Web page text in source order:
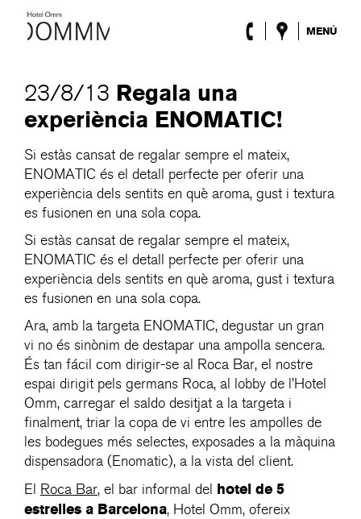
MENÚ
Roca Barcelona
Spa
Lobby & Club
Esdeveniments
Promocions
Blog
23/8/13 Regala una
experiència ENOMATIC!
Si estàs cansat de regalar sempre el mateix,
ENOMATIC és el detall perfecte per oferir una
experiència dels sentits en què aroma, gust i textura
es fusionen en una sola copa.
Si estàs cansat de regalar sempre el mateix,
ENOMATIC és el detall perfecte per oferir una
experiència dels sentits en què aroma, gust i textura
es fusionen en una sola copa.
Ara, amb la targeta ENOMATIC, degustar un gran
vi no és sinònim de destapar una ampolla sencera.
És tan fácil com dirigir-se al Roca Bar, el nostre
espai dirigit pels germans Roca, al lobby de l’Hotel
Omm, carregar el saldo desitjat a la targeta i
finalment, triar la copa de vi entre les ampolles de
les bodegues més selectes, exposades a la màquina
dispensadora (Enomatic), a la vista del client.
El Roca Bar, el bar informal del hotel de 5
estrelles a Barcelona, Hotel Omm, ofereix